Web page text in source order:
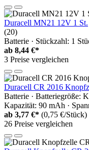
Duracell MN21 12V 1 St.
(20)
Batterie · Stückzahl: 1
ab 8,44 €*
3 Preise vergleichen
Duracell CR 2016
Batterie · Batteriegröße:
Kapazität: 90 mAh ·
ab 3,77 €* (0,75 €/Stück)
26 Preise vergleichen